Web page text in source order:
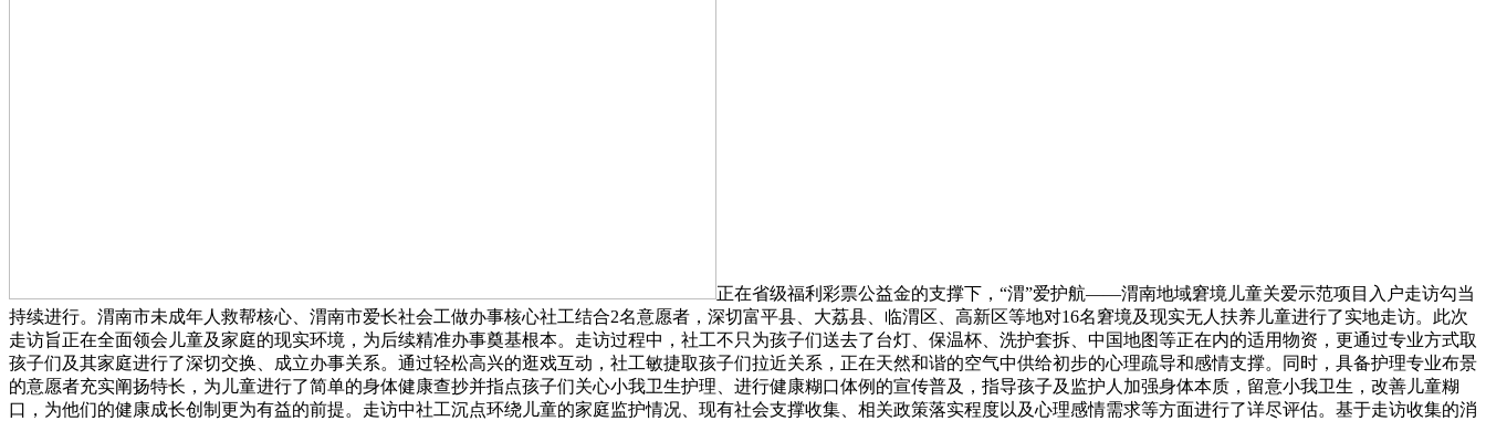
正在省级福利彩票公益金的支撑下，“渭”爱护航——渭南地域窘境儿童关爱示范项目入户走访勾当
持续进行。渭南市未成年人救帮核心、渭南市爱长社会工做办事核心社工结合2名意愿者，深切富平县、大荔县、临渭区、高新区等地对16名窘境及现实无人扶养儿童进行了实地走访。此次
走访旨正在全面领会儿童及家庭的现实环境，为后续精准办事奠基根本。走访过程中，社工不只为孩子们送去了台灯、保温杯、洗护套拆、中国地图等正在内的适用物资，更通过专业方式取
孩子们及其家庭进行了深切交换、成立办事关系。通过轻松高兴的逛戏互动，社工敏捷取孩子们拉近关系，正在天然和谐的空气中供给初步的心理疏导和感情支撑。同时，具备护理专业布景
的意愿者充实阐扬特长，为儿童进行了简单的身体健康查抄并指点孩子们关心小我卫生护理、进行健康糊口体例的宣传普及，指导孩子及监护人加强身体本质，留意小我卫生，改善儿童糊
口，为他们的健康成长创制更为有益的前提。走访中社工沉点环绕儿童的家庭监护情况、现有社会支撑收集、相关政策落实程度以及心理感情需求等方面进行了详尽评估。基于走访收集的消